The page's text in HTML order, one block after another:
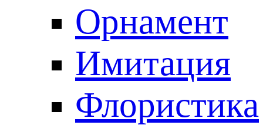
Орнамент
Имитация
Флористика